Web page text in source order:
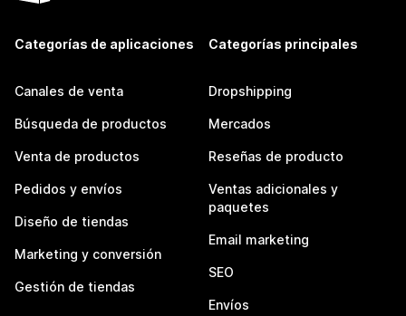
Categorías de aplicaciones
Canales de venta
Búsqueda de productos
Venta de productos
Pedidos y envíos
Diseño de tiendas
Marketing y conversión
Gestión de tiendas
Categorías principales
Dropshipping
Mercados
Reseñas de producto
Ventas adicionales y
paquetes
Email marketing
SEO
Envíos